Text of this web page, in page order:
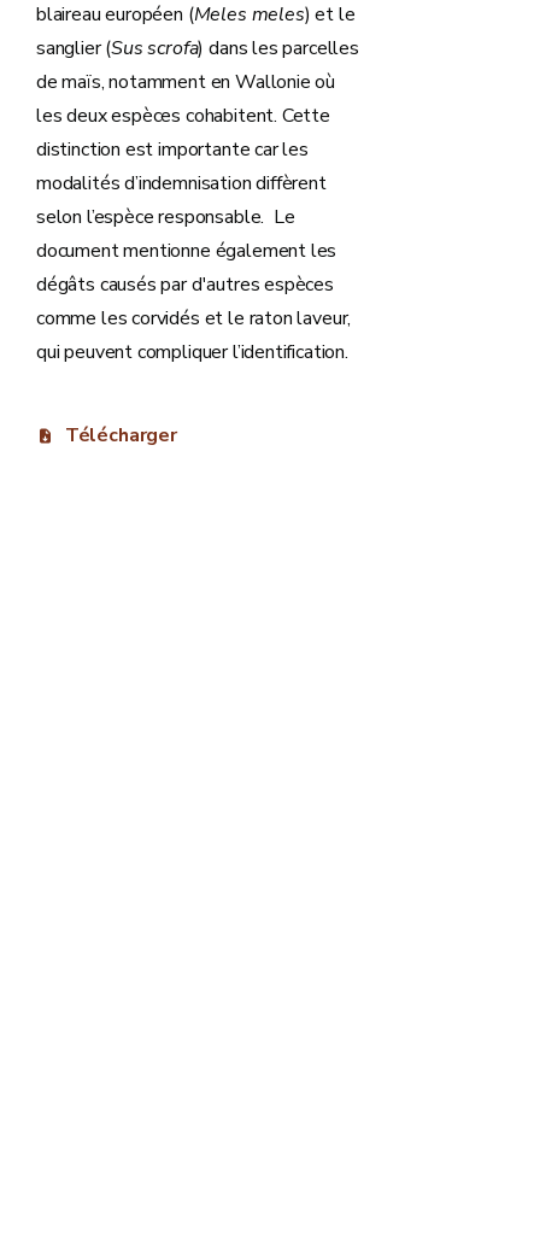
blaireau européen (Meles meles) et le
sanglier (Sus scrofa) dans les parcelles
de maïs, notamment en Wallonie où
les deux espèces cohabitent. Cette
distinction est importante car les
modalités d’indemnisation diffèrent
selon l’espèce responsable. Le
document mentionne également les
dégâts causés par d'autres espèces
comme les corvidés et le raton laveur,
qui peuvent compliquer l’identification.
Télécharger